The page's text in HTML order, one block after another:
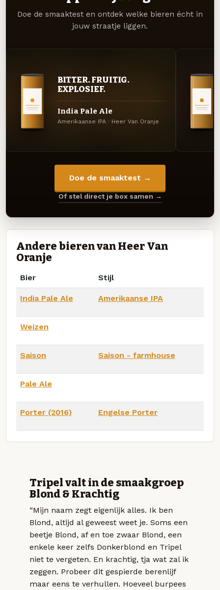
Doe de smaaktest en ontdek welke bieren écht in
jouw straatje liggen.
BITTER. FRUITIG.
EXPLOSIEF.
India Pale Ale
Amerikaanse IPA · Heer Van Oranje
Doe de smaaktest →
Of stel direct je box samen →
Andere bieren van Heer Van
Oranje
Bier Stijl
India Pale Ale Amerikaanse IPA
Weizen
Saison Saison - farmhouse
Pale Ale
Porter (2016) Engelse Porter
Tripel valt in de smaakgroep
Blond & Krachtig
“Mijn naam zegt eigenlijk alles. Ik ben
Blond, altijd al geweest weet je. Soms een
beetje Blond, af en toe zwaar Blond, een
enkele keer zelfs Donkerblond en Tripel
niet te vergeten. En krachtig, tja wat zal ik
zeggen. Probeer dit gespierde berenlijf
maar eens te verhullen. Hoeveel burpees